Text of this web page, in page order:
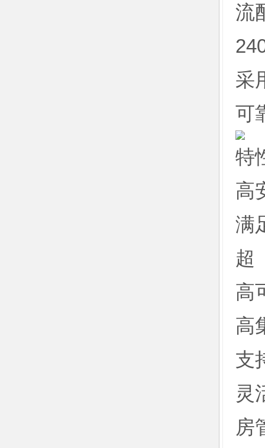
流
采
可
特
高
满
超
高
高
支
灵
房